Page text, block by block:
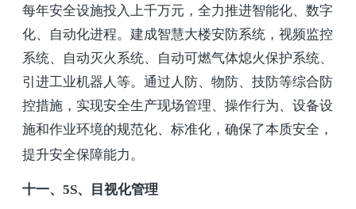
每年安全设施投入上千万元，全力推进智能化、数字
化、自动化进程。建成智慧大楼安防系统，视频监控
系统、自动灭火系统、自动可燃气体熄火保护系统、
引进工业机器人等。通过人防、物防、技防等综合防
控措施，实现安全生产现场管理、操作行为、设备设
施和作业环境的规范化、标准化，确保了本质安全，
提升安全保障能力。
十一、5S、目视化管理